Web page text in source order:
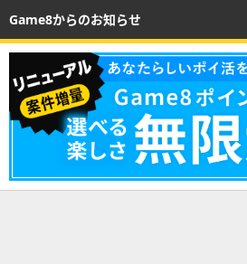
Game8からのお知らせ